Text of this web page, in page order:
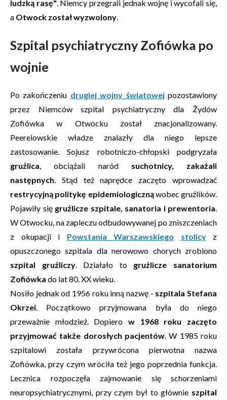
ludzką rasę". Niemcy przegrali jednak wojnę i wycofali się,
a Otwock został wyzwolony.
Szpital psychiatryczny Zofiówka po
wojnie
Po zakończeniu drugiej wojny światowejpozostawiony
przez Niemców szpital psychiatryczny dla Żydów
Zofiówka w Otwocku został znacjonalizowany.
Peerelowskie władze znalazły dla niego lepsze
zastosowanie. Sojusz robotniczo-chłopski podgryzała
gruźlica, obciążali naród suchotnicy, zakażali
następnych. Stąd też naprędce zaczęto wprowadzać
restrycyjną politykę epidemiologicznąwobec gruźlików.
Pojawiły się gruźlicze szpitale, sanatoria i prewentoria.
W Otwocku, na zapleczu odbudowywanej po zniszczeniach
z okupacji i Powstania Warszawskiego stolicyz
opuszczonego szpitala dla nerowowo chorych zrobiono
szpital gruźliczy. Działało to gruźlicze sanatorium
Zofiówka do lat 80. XX wieku.
Nosiło jednak od 1956 roku inną nazwę - szpitala Stefana
Okrzei. Początkowo przyjmowana była do niego
przeważnie młodzież. Dopiero w 1968 roku zaczęto
przyjmować także dorosłych pacjentów. W 1985 roku
szpitalowi została przywrócona pierwotna nazwa
Zofiówka, przy czym wróciła też jego poprzednia funkcja.
Lecznica rozpoczęła zajmowanie się schorzeniami
neuropsychiatrycznymi, przy czym był to głównie szpital